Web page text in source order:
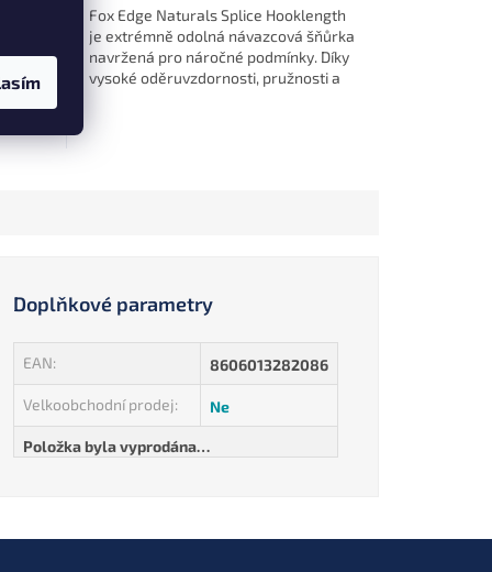
Fox Edge Naturals Splice Hooklength
je extrémně odolná návazcová šňůrka
navržená pro náročné podmínky. Díky
vysoké oděruvzdornosti, pružnosti a
Doplňkové parametry
EAN: 8606013282086
Velkoobchodní prodej: Ne
Položka byla vyprodána…